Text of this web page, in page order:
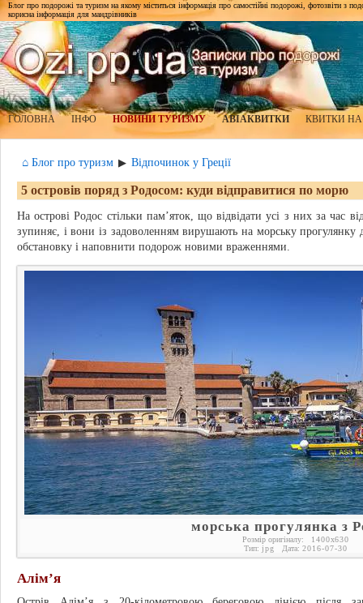
Блог про подорожі та туризм на якому міститься інформація про самостійні подорожі, фотозвіти з
корисна інформація для мандрівників
ГОЛОВНА ІНФО НОВИНИ ТУРИЗМУ АВІАКВИТКИ КВИТКИ
⌂ Блог про туризм ▶ Відпочинок у Греції
5 островів поряд з Родосом: куди відправитися по морю
На острові Родос стільки пам’яток, що відвідати усі з них за час
зупиняє, і вони із задоволенням вирушають на морську
обстановку і наповнити подорож новими враженнями.
морська прогулянка з
Розмір оригіналу: 1400x630
Тип: jpg Дата: 2016-07-30
Алім’я